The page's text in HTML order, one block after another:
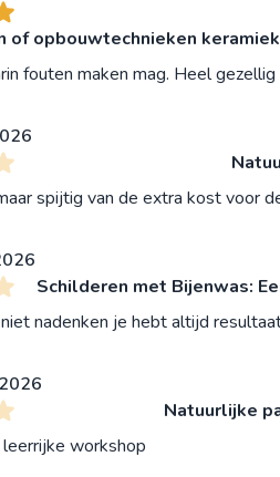
of opbouwtechnieken
fouten maken mag. Heel gezellig
spijtig van de extra kost voor
Schilderen met Bijenwas:
nadenken je hebt altijd
Natuurlijke
workshop